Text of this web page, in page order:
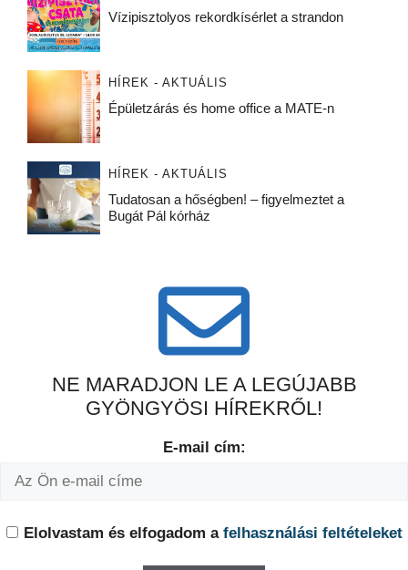
Vízipisztolyos rekordkísérlet a strandon
HÍREK - AKTUÁLIS
Épületzárás és home office a MATE-n
HÍREK - AKTUÁLIS
Tudatosan a hőségben! – figyelmeztet a
Bugát Pál kórház
NE MARADJON LE A LEGÚJABB
GYÖNGYÖSI HÍREKRŐL!
E-mail cím:
Elolvastam és elfogadom a felhasználási feltételeket